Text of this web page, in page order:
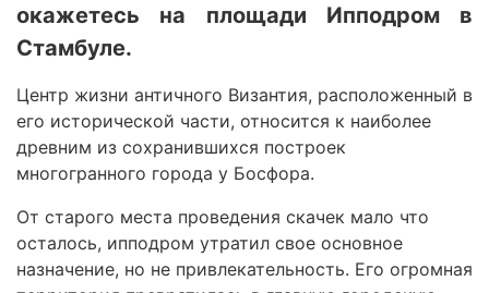
окажетесь на площади Ипподром в
Стамбуле.
Центр жизни античного Византия, расположенный в
его исторической части, относится к наиболее
древним из сохранившихся построек
многогранного города у Босфора.
От старого места проведения скачек мало что
осталось, ипподром утратил свое основное
назначение, но не привлекательность. Его огромная